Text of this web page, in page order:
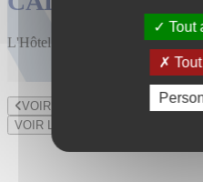
L'Hôtel des Ventes est installé
VOIR LE LOT PRÉCÉDENT
VOIR LE LOT SUIVANT
Tout